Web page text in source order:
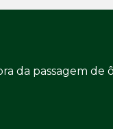
da passagem